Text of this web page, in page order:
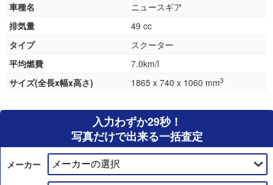
車種名
ニュースギア
排気量
49 cc
タイプ
スクーター
平均燃費
7.0km/l
サイズ(全長x幅x高さ)
1865 x 740 x 1060 mm3
入力わずか29秒！
写真だけで出来る一括査定
メーカー